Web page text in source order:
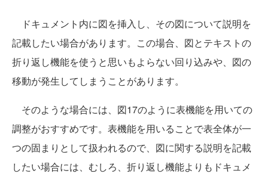
ドキュメント内に図を挿入し、その図について説明を
記載したい場合があります。この場合、図とテキストの
折り返し機能を使うと思いもよらない回り込みや、図の
移動が発生してしまうことがあります。
そのような場合には、図17のように表機能を用いての
調整がおすすめです。表機能を用いることで表全体が一
つの固まりとして扱われるので、図に関する説明を記載
したい場合には、むしろ、折り返し機能よりもドキュメ